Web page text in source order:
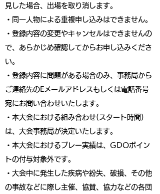
見した場合、出場を取り消します。
・同一人物による重複申し込みはできません。
・登録内容の変更やキャンセルはできませんの
で、あらかじめ確認してからお申し込みくださ
い。
・登録内容に問題がある場合のみ、事務局から
ご連絡先のEメールアドレスもしくは電話番号
宛にお問い合わせいたします。
・本大会における組み合わせ(スタート時間)
は、大会事務局が決定いたします。
・本大会におけるプレー実績は、GDOポイン
トの付与対象外です。
・大会中に発生した疾病や紛失、破損、その他
の事故などに際し主催、協賛、協力などの各団